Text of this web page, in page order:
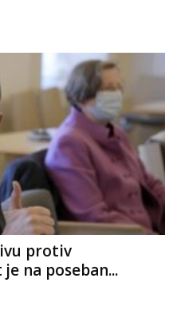
protiv
na poseban...